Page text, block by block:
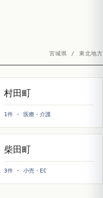
宮城県 / 東北地方
村田町
1件 · 医療・介護
柴田町
3件 · 小売・EC